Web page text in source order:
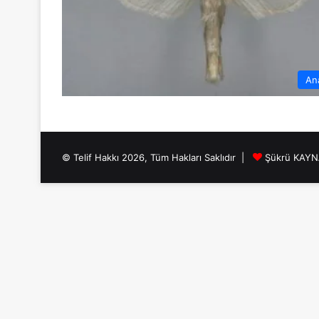
© Telif Hakkı 2026, Tüm Hakları Saklıdır | Şükrü